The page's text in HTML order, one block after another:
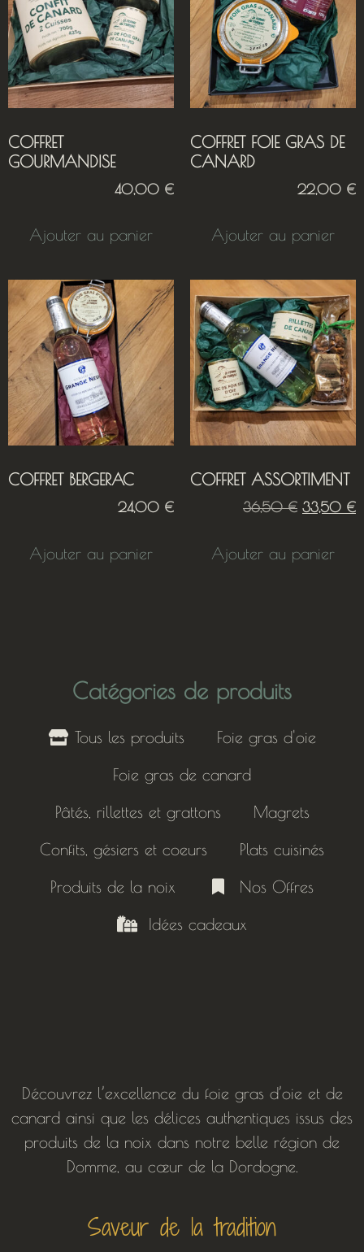
COFFRET
GOURMANDISE
40,00 €
Ajouter au panier
COFFRET FOIE GRAS DE
CANARD
22,00 €
Ajouter au panier
COFFRET BERGERAC
24,00 €
Ajouter au panier
COFFRET ASSORTIMENT
36,50€ 33,50 €
Ajouter au panier
Catégories de produits
Tous les produits
Foie gras d'oie
Foie gras de canard
Pâtés, rillettes et grattons
Magrets
Confits, gésiers et coeurs
Plats cuisinés
Produits de la noix
Nos Offres
Idées cadeaux
Découvrez l’excellence du foie gras d’oie et de
canard ainsi que les délices authentiques issus des
produits de la noix dans notre belle région de
Domme, au cœur de la Dordogne.
Saveur de la tradition